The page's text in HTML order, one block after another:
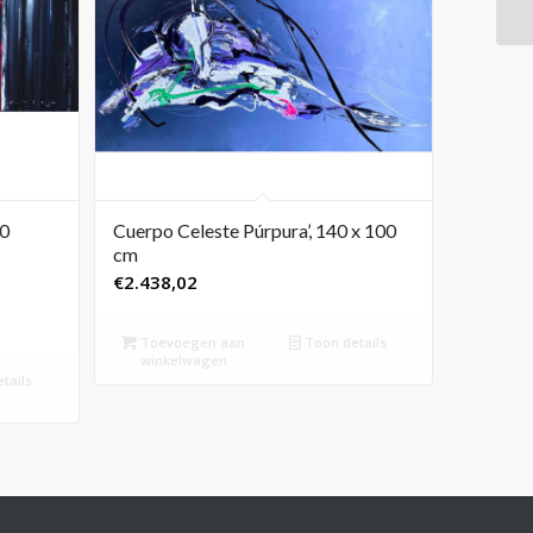
Cuerpo Celeste Púrpura’, 140 x 100
cm
€2.438,02
Toevoegen aan
winkelwagen
Toon details